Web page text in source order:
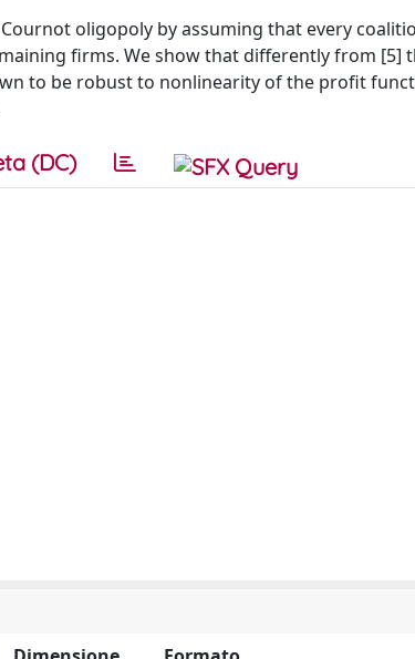
oligopoly by assuming that every
firms. We show that differently from [5]
to be robust to nonlinearity of the profit
(DC)